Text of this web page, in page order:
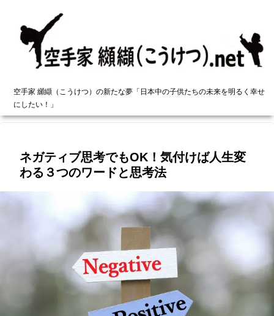
空手家 纐纈（こうけつ）の新たな夢「日本中の子供たちの未来を明るく幸せ
にしたい！」
ネガティブ思考でもOK！気付けば人生変
わる３つのワードと思考法